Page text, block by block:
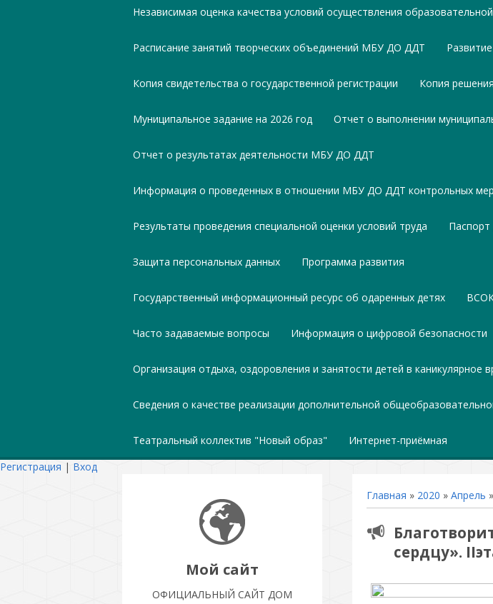
Независимая оценка качества условий осуществления
Расписание занятий творческих объединений МБУ ДО ДДТ
Копия свидетельства о государственной регистрации Копия
Муниципальное задание на 2026 год Отчет о выполнении
Отчет о результатах деятельности МБУ ДО ДДТ
Информация о проведенных в отношении МБУ ДО ДДТ контрольных
Результаты проведения специальной оценки условий труда
Защита персональных данных Программа развития
Государственный информационный ресурс об одаренных детях
Часто задаваемые вопросы Информация о цифровой безопасности
Организация отдыха, оздоровления и занятости детей в каникулярное
Сведения о качестве реализации дополнительной
Театральный коллектив "Новый образ"
Интернет-приёмная
Регистрация | Вход
Мой сайт
ОФИЦИАЛЬНЫЙ САЙТ ДОМ
Главная » 2020 » Апрель »
сердцу».